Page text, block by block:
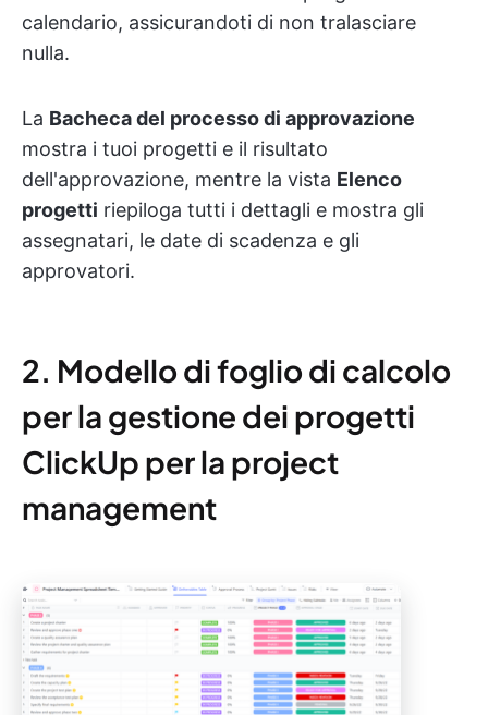
calendario, assicurandoti di non tralasciare
nulla.
La Bacheca del processo di approvazione
mostra i tuoi progetti e il risultato
dell'approvazione, mentre la vista Elenco
progetti riepiloga tutti i dettagli e mostra gli
assegnatari, le date di scadenza e gli
approvatori.
2. Modello di foglio di calcolo
per la gestione dei progetti
ClickUp per la project
management